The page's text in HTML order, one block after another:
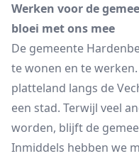
Werken voor de
bloei met ons mee
De gemeente
te wonen en te
platteland langs de
een stad. Terwijl veel
worden, blijft de
Inmiddels hebben we